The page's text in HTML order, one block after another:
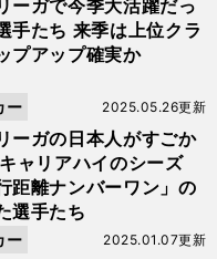
ーガで今季大活躍だっ
手たち 来季は上位クラ
プアップ確実か
ーガの日本人がすごか
ャリアハイのシーズ
距離ナンバーワン」の
選手たち
2025.05.26更新
ー
2025.01.07更新
ー